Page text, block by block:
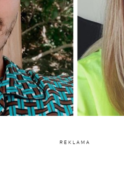
REKLAMA